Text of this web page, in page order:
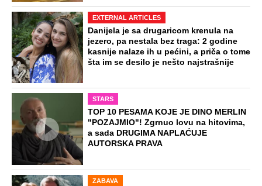
EXTERNAL ARTICLES
Danijela je sa drugaricom krenula na
jezero, pa nestala bez traga: 2 godine
kasnije nalaze ih u pećini, a priča o tome
šta im se desilo je nešto najstrašnije
STARS
TOP 10 PESAMA KOJE JE DINO MERLIN
"POZAJMIO"! Zgrnuo lovu na hitovima,
a sada DRUGIMA NAPLAĆUJE
AUTORSKA PRAVA
ZABAVA